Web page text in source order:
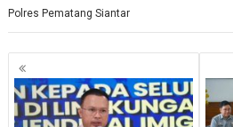
Polres Pematang Siantar
Navigasi
pos